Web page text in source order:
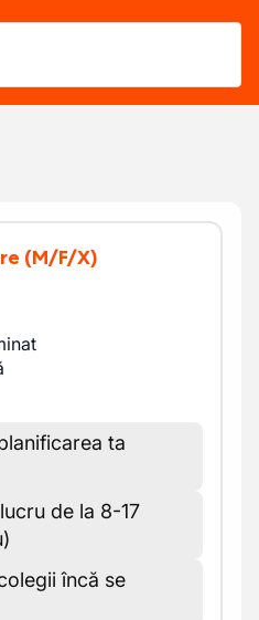
(M/F/X)
ta
de la 8-17
încă se